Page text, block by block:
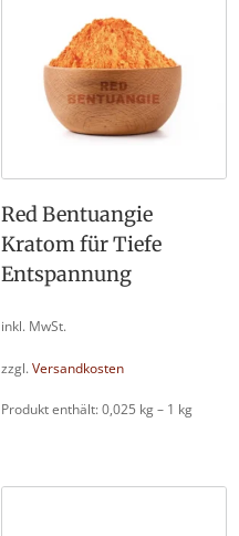
Red Bentuangie
Kratom für Tiefe
Entspannung
inkl. MwSt.
zzgl. Versandkosten
Produkt enthält: 0,025 kg– 1 kg